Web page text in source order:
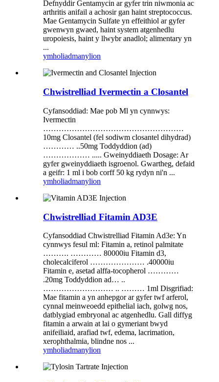
Defnyddir Gentamycin ar gyfer trin niwmonia ac
arthritis anifail a achosir gan haint streptococcus.
Mae Gentamycin Sulfate yn effeithiol ar gyfer
gwenwyn gwaed, haint system atgenhedlu
uropoiesis, haint y llwybr anadlol; alimentary yn
...
ymholiadmanylion
Chwistrelliad Ivermectin a Closantel
Cyfansoddiad: Mae pob Ml yn cynnwys:
Ivermectin
………………………………………………
10mg Closantel (fel sodiwm closantel dihydrad)
………… ..50mg Toddyddion (ad)
……………… ..... Gweinyddiaeth Dosage: Ar
gyfer gweinyddiaeth isgroenol. Gwartheg, defaid
a geifr: 1 ml i bob corff 50 kg rydyn ni'n ...
ymholiadmanylion
Chwistrelliad Fitamin AD3E
Cyfansoddiad Chwistrelliad Fitamin Ad3e: Yn
cynnwys fesul ml: Fitamin a, retinol palmitate
………. ………… 80000iu Fitamin d3,
cholecalciferol ………………… .40000iu
Fitamin e, asetad alffa-tocopherol …………
.20mg Toddyddion ad… ..
……………………… .. ……… 1ml Disgrifiad:
Mae fitamin a yn anhepgor ar gyfer twf arferol,
cynnal meinweoedd epithelial iach, golwg nos,
datblygiad embryonal ac atgenhedlu. Gall diffyg
fitamin a arwain at lai o gymeriant bwyd
anifeiliaid, arafiad twf, edema, lacrimation,
xerophthalmia, blindne nos ...
ymholiadmanylion